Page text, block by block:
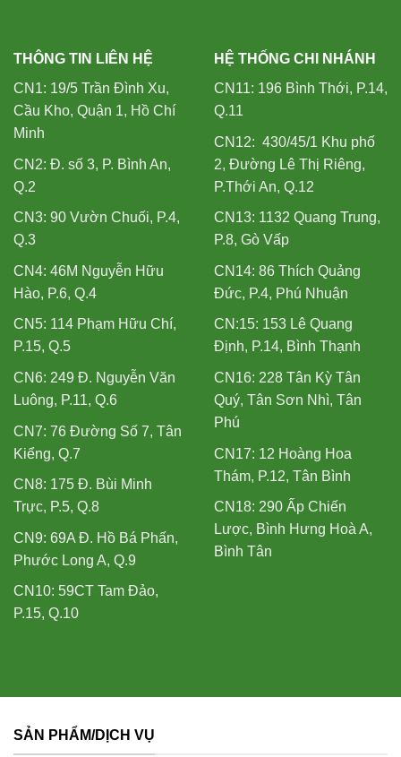
THÔNG TIN LIÊN HỆ
CN1: 19/5 Trần Đình Xu,
Cầu Kho, Quận 1, Hồ Chí
Minh
CN2: Đ. số 3, P. Bình An,
Q.2
CN3: 90 Vườn Chuối, P.4,
Q.3
CN4: 46M Nguyễn Hữu
Hào, P.6, Q.4
CN5: 114 Phạm Hữu Chí,
P.15, Q.5
CN6: 249 Đ. Nguyễn Văn
Luông, P.11, Q.6
CN7: 76 Đường Số 7, Tân
Kiểng, Q.7
CN8: 175 Đ. Bùi Minh
Trực, P.5, Q.8
CN9: 69A Đ. Hồ Bá Phấn,
Phước Long A, Q.9
CN10: 59CT Tam Đảo,
P.15, Q.10
HỆ THỐNG CHI NHÁNH
CN11: 196 Bình Thới, P.14,
Q.11
CN12: 430/45/1 Khu phố
2, Đường Lê Thị Riêng,
P.Thới An, Q.12
CN13: 1132 Quang Trung,
P.8, Gò Vấp
CN14: 86 Thích Quảng
Đức, P.4, Phú Nhuận
CN:15: 153 Lê Quang
Định, P.14, Bình Thạnh
CN16: 228 Tân Kỳ Tân
Quý, Tân Sơn Nhì, Tân
Phú
CN17: 12 Hoàng Hoa
Thám, P.12, Tân Bình
CN18: 290 Ấp Chiến
Lược, Bình Hưng Hoà A,
Bình Tân
SẢN PHẨM/DỊCH VỤ